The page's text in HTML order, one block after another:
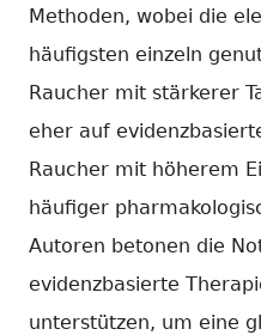
Methoden, wobei die
häufigsten einzeln
Raucher mit stärkerer
eher auf
Raucher mit höherem
häufiger
Autoren betonen die
evidenzbasierte
unterstützen, um eine